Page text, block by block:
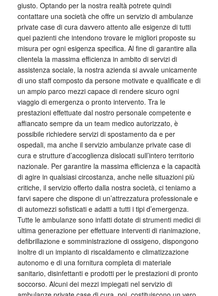
giusto. Optando per la nostra realtà potrete quindi
contattare una società che offre un servizio di ambulanze
private case di cura davvero attento alle esigenze di tutti
quei pazienti che intendono trovare le migliori proposte su
misura per ogni esigenza specifica. Al fine di garantire alla
clientela la massima efficienza in ambito di servizi di
assistenza sociale, la nostra azienda si avvale unicamente
di uno staff composto da persone motivate e qualificate e di
un ampio parco mezzi capace di rendere sicuro ogni
viaggio di emergenza o pronto intervento. Tra le
prestazioni effettuate dal nostro personale competente e
affiancato sempre da un team medico autorizzato, è
possibile richiedere servizi di spostamento da e per
ospedali, ma anche il servizio ambulanze private case di
cura e strutture d’accoglienza dislocati sull’intero territorio
nazionale. Per garantire la massima efficienza e la capacità
di agire in qualsiasi circostanza, anche nelle situazioni più
critiche, il servizio offerto dalla nostra società, ci teniamo a
farvi sapere che dispone di un’attrezzatura professionale e
di automezzi sofisticati e adatti a tutti i tipi d’emergenza.
Tutte le ambulanze sono infatti dotate di strumenti medici di
ultima generazione per effettuare interventi di rianimazione,
defibrillazione e somministrazione di ossigeno, dispongono
inoltre di un impianto di riscaldamento e climatizzazione
autonomo e di una fornitura completa di materiale
sanitario, disinfettanti e prodotti per le prestazioni di pronto
soccorso. Alcuni dei mezzi impiegati nel servizio di